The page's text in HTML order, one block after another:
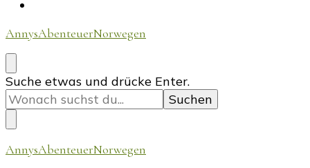
AnnysAbenteuerNorwegen
Suchst
du
nach
etwas?
Suche etwas und drücke Enter.
AnnysAbenteuerNorwegen